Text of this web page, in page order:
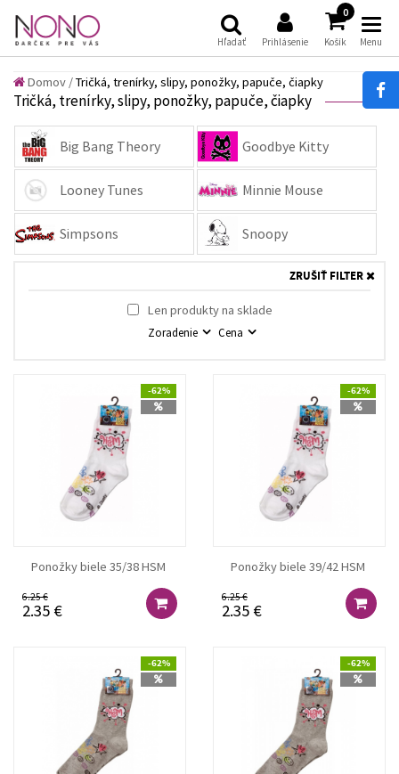
Hľadať Prihlásenie
0
Košík Menu
Domov /Tričká, trenírky, slipy, ponožky, papuče, čiapky
Tričká, trenírky, slipy, ponožky, papuče, čiapky
Big Bang Theory Goodbye Kitty
Looney Tunes Minnie Mouse
Simpsons Snoopy
Len produkty na sklade
Zoradenie Cena
ZRUŠIŤ FILTER
-62%
Ponožky biele 35/38 HSM
6.25 €
2.35 €
-62%
Ponožky biele 39/42 HSM
6.25 €
2.35 €
-62% -62%